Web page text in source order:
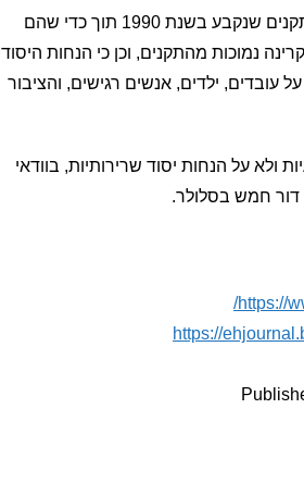
לטענת החוקר ICNIRP, והFCC לא עידכנו בשנת 2020 את התקנים שנקבע בשנת 1990 תוך כדי שהם
נמוכות מהתקנים, וכן כי הנחות היסוד
עובדים, ילדים, אנשים רגישים, והציבור
ולא על הנחות יסוד שרירותיות, בוודאי
דור חמש בסלולר.
https://
https://